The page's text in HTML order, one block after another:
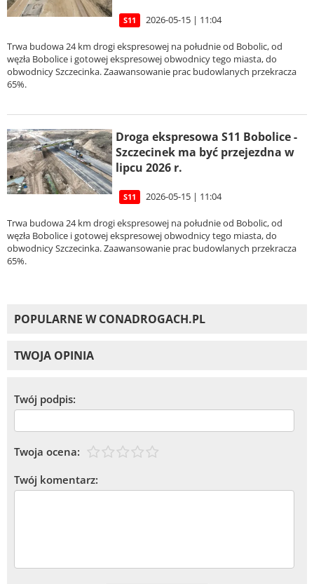
S11 2026-05-15 | 11:04
Trwa budowa 24 km drogi ekspresowej na południe od Bobolic, od
węzła Bobolice i gotowej ekspresowej obwodnicy tego miasta, do
obwodnicy Szczecinka. Zaawansowanie prac budowlanych przekracza
65%.
Droga ekspresowa S11 Bobolice -
Szczecinek ma być przejezdna w
lipcu 2026 r.
S11 2026-05-15 | 11:04
Trwa budowa 24 km drogi ekspresowej na południe od Bobolic, od
węzła Bobolice i gotowej ekspresowej obwodnicy tego miasta, do
obwodnicy Szczecinka. Zaawansowanie prac budowlanych przekracza
65%.
POPULARNE W CONADROGACH.PL
TWOJA OPINIA
Twój podpis:
Twoja ocena:
Twój komentarz: